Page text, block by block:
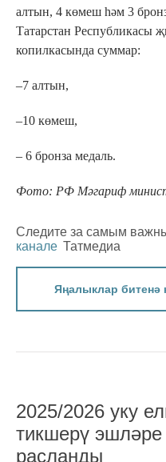
алтын, 4 көмеш һәм 3
Татарстан Республикасы
копилкасында суммар:
–7 алтын,
–10 көмеш,
– 6 бронза медаль.
Фото: РФ Мәгариф
Следите за самым
канале Татмедиа
Яңалыклар битенә
2025/2026 уку
тикшерү
расланды